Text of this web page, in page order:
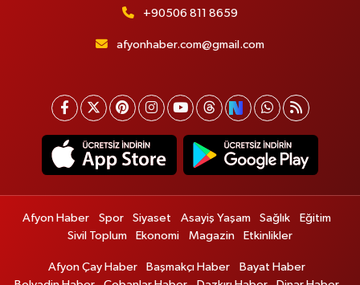
+90506 811 8659
afyonhaber.com@gmail.com
Afyon Haber Spor Siyaset Asayiş Yaşam Sağlık
Eğitim
Sivil Toplum
Ekonomi Magazin Etkinlikler
Afyon Çay Haber Başmakçı Haber
Bayat Haber